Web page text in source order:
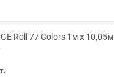
Roll 77 Colors 1м х 10,05м